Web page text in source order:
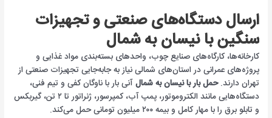
ارسال دستگاه‌های صنعتی و تجهیزات
سنگین با نیسان به شمال
کارخانه‌ها، کارگاه‌های صنایع چوب، واحدهای بسته‌بندی مواد غذایی و
پروژه‌های عمرانی در استان‌های شمالی نیاز به جابه‌جایی تجهیزات صنعتی از
تهران دارند.حمل بار با نیسان به شمالآنی بار با ناوگان کفی و تیم فنی،
دستگاه‌هایی مانند الکتروموتور، پمپ آب، کمپرسور، ژنراتور تا ۲ تن، گیربکس
و تابلو برق را با مهار کامل و بیمه ۲۰۰ میلیون تومانی حمل می‌کند.